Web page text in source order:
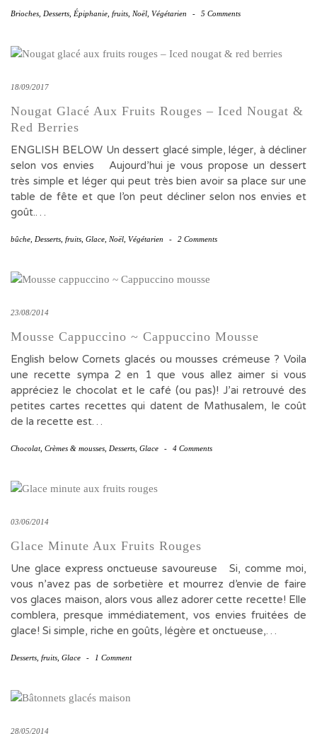
Brioches Desserts Épiphanie fruits Noël Végétarien - 5 Comments
18/09/2017
Nougat Glacé Aux Fruits Rouges – Iced Nougat &
Red Berries
ENGLISH BELOW Un dessert glacé simple, léger, à décliner
selon vos envies Aujourd’hui je vous propose un dessert
très simple et léger qui peut très bien avoir sa place sur une
table de fête et que l’on peut décliner selon nos envies et
goût.…
bûche Desserts fruits Glace Noël Végétarien - 2 Comments
23/08/2014
Mousse Cappuccino ~ Cappuccino Mousse
English below Cornets glacés ou mousses crémeuse ? Voila
une recette sympa 2 en 1 que vous allez aimer si vous
appréciez le chocolat et le café (ou pas)! J’ai retrouvé des
petites cartes recettes qui datent de Mathusalem, le coût
de la recette est…
Chocolat, Crèmes & mousses Desserts Glace - 4 Comments
03/06/2014
Glace Minute Aux Fruits Rouges
Une glace express onctueuse savoureuse Si, comme moi,
vous n’avez pas de sorbetière et mourrez d’envie de faire
vos glaces maison, alors vous allez adorer cette recette! Elle
comblera, presque immédiatement, vos envies fruitées de
glace! Si simple, riche en goûts, légère et onctueuse,…
Desserts fruits Glace - 1 Comment
28/05/2014